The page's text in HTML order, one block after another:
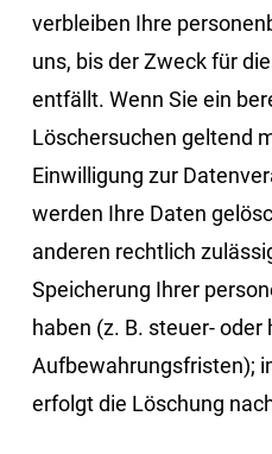
verbleiben Ihre
uns, bis der Zweck für
entfällt. Wenn Sie ein
Löschersuchen geltend
Einwilligung zur
werden Ihre Daten
anderen rechtlich
Speicherung Ihrer
haben (z. B. steuer-
Aufbewahrungsfristen);
erfolgt die Löschung